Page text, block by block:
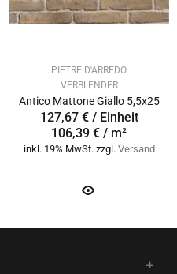
PIETRE D'ARREDO
VERBLENDER
Antico Mattone Giallo 5,5x25
127,67 € / Einheit
106,39 € / m²
inkl. 19% MwSt. zzgl. Versand